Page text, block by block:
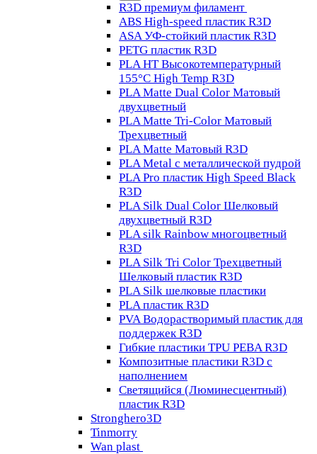
R3D премиум филамент
ABS High-speed пластик R3D
ASA УФ-стойкий пластик R3D
PETG пластик R3D
PLA HT Высокотемпературный
155°C High Temp R3D
PLA Matte Dual Color Матовый
двухцветный
PLA Matte Tri-Color Матовый
Трехцветный
PLA Matte Матовый R3D
PLA Metal с металлической пудрой
PLA Pro пластик High Speed Black
R3D
PLA Silk Dual Color Шелковый
двухцветный R3D
PLA silk Rainbow многоцветный
R3D
PLA Silk Tri Color Трехцветный
Шелковый пластик R3D
PLA Silk шелковые пластики
PLA пластик R3D
PVA Водорастворимый пластик для
поддержек R3D
Гибкие пластики TPU PEBA R3D
Композитные пластики R3D с
наполнением
Светящийся (Люминесцентный)
пластик R3D
Stronghero3D
Tinmorry
Wan plast